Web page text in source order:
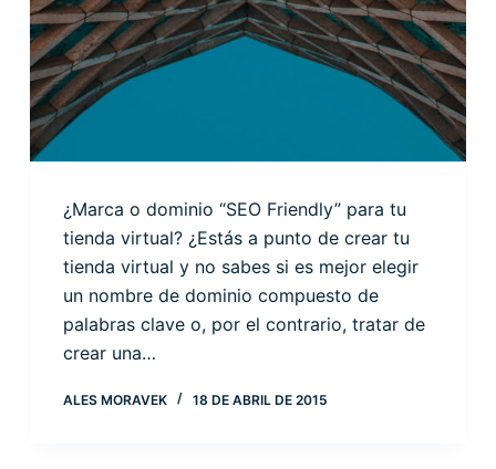
¿Marca o dominio “SEO Friendly” para tu
tienda virtual? ¿Estás a punto de crear tu
tienda virtual y no sabes si es mejor elegir
un nombre de dominio compuesto de
palabras clave o, por el contrario, tratar de
crear una…
ALES MORAVEK 18 DE ABRIL DE 2015